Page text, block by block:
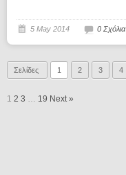
5 May 2014 0 Σχόλια
Σελίδες 1 2 3 4
1 2 3 … 19 Next »